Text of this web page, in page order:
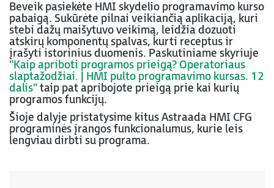
Beveik pasiekėte HMI skydelio programavimo kurso
pabaigą. Sukūrėte pilnai veikiančią aplikaciją, kuri
stebi dažų maišytuvo veikimą, leidžia dozuoti
atskirų komponentų spalvas, kurti receptus ir
įrašyti istorinius duomenis. Paskutiniame skyriuje
"Kaip apriboti programos prieigą? Operatoriaus
slaptažodžiai. | HMI pulto programavimo kursas. 12
dalis"taip pat apribojote prieigą prie kai kurių
programos funkcijų.
Šioje dalyje pristatysime kitus Astraada HMI CFG
programinės įrangos funkcionalumus, kurie leis
lengviau dirbti su programa.